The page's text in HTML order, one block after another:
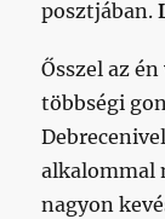
posztjában.
Ősszel az
többségi
alkalommal
nagyon